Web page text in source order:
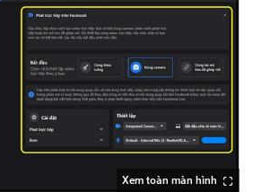
Xem toàn màn hình